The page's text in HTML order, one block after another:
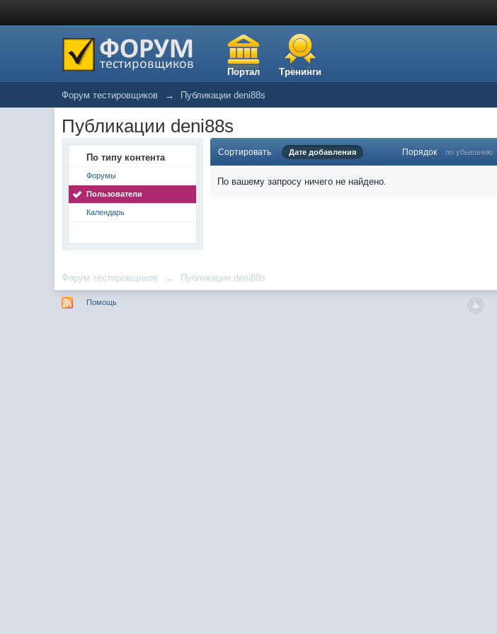
Портал Тренинги
Форум тестировщиков → Публикации deni88s
Публикации deni88s
По типу контента
Форумы
Пользователи
Календарь
Сортировать Дате добавления Порядок по убыванию
По вашему запросу ничего не найдено.
Форум тестировщиков → Публикации deni88s
Помощь